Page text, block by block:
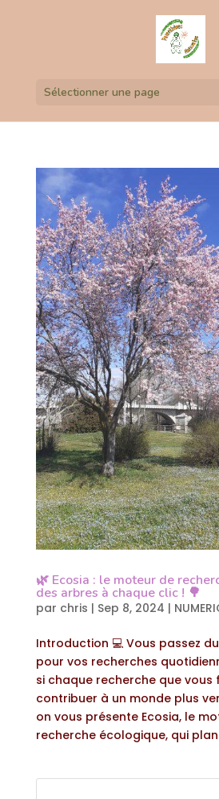
Sélectionner une page
🌿 Ecosia : le moteur de
des arbres à chaque clic ! 🌳
par chris | Sep 8, 2024 |
Introduction 💻 Vous passez
pour vos recherches
si chaque recherche que vous
contribuer à un monde plus
on vous présente Ecosia, le
recherche écologique, qui